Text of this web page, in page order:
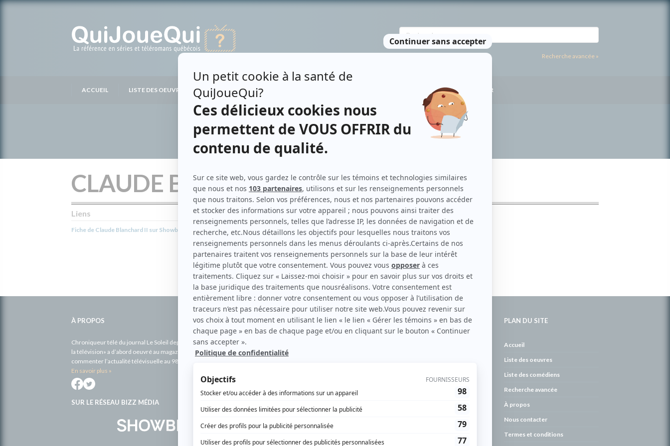
Recherche avancée »
ACCUEIL LISTE DES OEUVRES LISTE DES PERSONNES NOUS CONTACTER
CLAUDE BLANCHARD II
Liens
Fiche de Claude Blanchard II sur Showbizz.net
Contributions
Mémoire vive Auteur
À PROPOS
Chroniqueur télé du journal Le Soleil depuis 2001, Richard Therrien carbure à son petit écran. Celui qu’on surnomme parfois «l’encyclopédie de
la télévision» a d’abord oeuvré au magazine TV Hebdo de 1996 à 2001. Sa spécialité: la télé québécoise. On peut l’entendre régulièrement
commenter l’actualité télévisuelle au 98,5.
En savoir plus »
SUR LE RÉSEAU BIZZ MÉDIA
PLAN DU SITE
Accueil
Liste des oeuvres
Liste des comédiens
Recherche avancée
À propos
Nous contacter
Termes et conditions